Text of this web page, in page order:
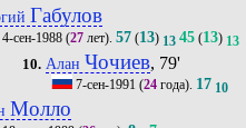
Габулов
4-сен-1988(27лет). 57(13) 13 45(13) 13
10. Алан Чочиев, 79'
7-сен-1991 (24 года). 17 10
Молло